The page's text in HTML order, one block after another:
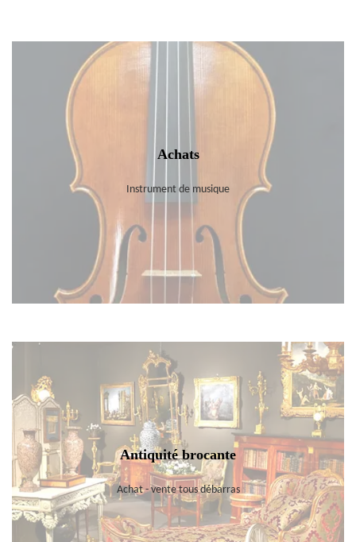
Achats
Instrument de musique
Antiquité brocante
Achat - vente tous débarras